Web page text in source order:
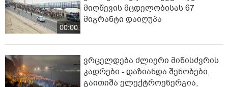
00:00
მიღწევის მცდელობისას 67
მიგრანტი დაიღუპა
ვრცელდება ძლიერი მიწისძვრის
კადრები - დაზიანდა შენობები,
გაითიშა ელექტროენერგია,